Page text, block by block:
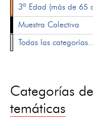
3ª Edad (más de 65
Muestra Colectiva
Todas las
Categorías
temáticas